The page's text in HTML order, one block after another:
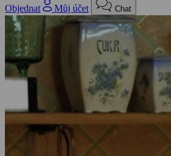
Objednat Můj účet Chat